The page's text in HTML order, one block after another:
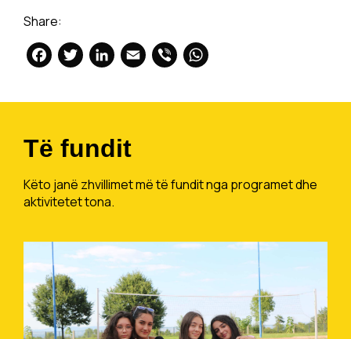
Share:
Facebook
Twitter
LinkedIn
Email
Viber
Të fundit
Këto janë zhvillimet më të fundit nga programet dhe
aktivitetet tona.